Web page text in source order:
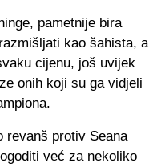
pametnije bira
kao šahista, a
cijenu, još uvijek
onih koji su ga vidjeli
revanš protiv Seana
već za nekoliko